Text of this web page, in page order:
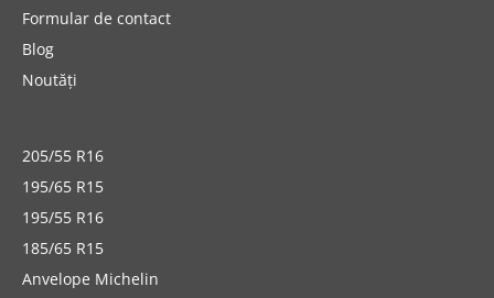
Formular de contact
Blog
Noutăți
205/55 R16
195/65 R15
195/55 R16
185/65 R15
Anvelope Michelin